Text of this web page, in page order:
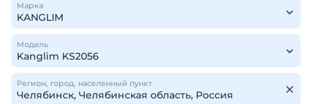
Марка
Модель
Регион, город, населенный пункт